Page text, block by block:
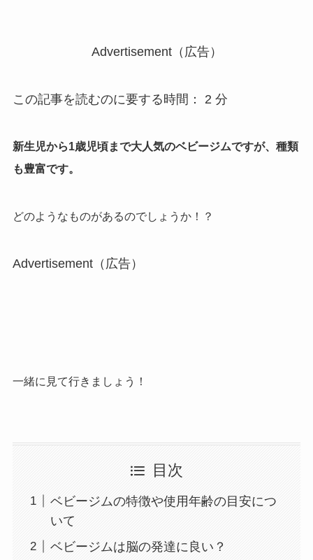
Advertisement（広告）
この記事を読むのに要する時間： 2 分
新生児から1歳児頃まで大人気のベビージムですが、種類
も豊富です。
どのようなものがあるのでしょうか！？
Advertisement（広告）
一緒に見て行きましょう！
目次
ベビージムの特徴や使用年齢の目安につ
いて
ベビージムは脳の発達に良い？